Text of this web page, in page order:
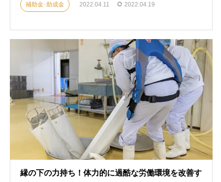
補助金･助成金 2022.04.11 2022.04.19
縁の下の力持ち！体力的に過酷な労働環境を改善す